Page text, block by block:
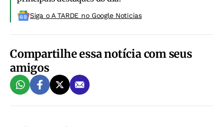
Siga o A TARDE no Google Noticias
Compartilhe essa notícia com seus
amigos